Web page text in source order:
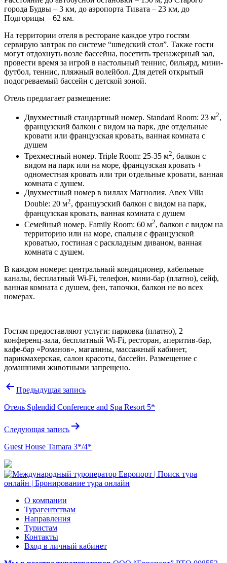
города Будвы – 3 км, до аэропорта Тивата – 23 км, до
Подгорицы – 62 км.
На территории отеля в ресторане каждое утро гостям
сервирую завтрак по системе “шведский стол”. Также гости
могут отдохнуть возле бассейна, посетить тренажерный зал,
провести время за игрой в настольный теннис, бильярд, мини-
футбол, теннис, пляжный волейбол. Для детей открытый
подогреваемый бассейн с детской зоной.
Отель предлагает размещение:
Двухместный стандартный номер. Standard Room: 23 м2,
французский балкон с видом на парк, две отдельные
кровати или французская кровать, ванная комната с
душем
Трехместный номер. Triple Room: 25-35 м2, балкон с
видом на парк или на море, французская кровать +
одноместная кровать или три отдельные кровати, ванная
комната с душем.
Двухместный номер в виллах Магнолия. Anex Villa
Double: 20 м2, французский балкон с видом на парк,
французская кровать, ванная комната с душем
Семейный номер. Family Room: 60 м2, балкон с видом на
территорию или на море, спальня с французской
кроватью, гостиная с раскладным диваном, ванная
комната с душем.
В каждом номере: центральный кондиционер, кабельные
каналы, бесплатный Wi-Fi, телефон, мини-бар (платно), сейф,
ванная комната с душем, фен, тапочки, балкон не во всех
номерах.
Гостям предоставляют услуги: парковка (платно), 2
конференц-зала, бесплатный Wi-Fi, ресторан, аперитив-бар,
кафе-бар «Романов», магазины, массажный кабинет,
парикмахерская, салон красоты, бассейн. Размещение с
домашними животными запрещено.
Навигация
записям
Предыдущая запись
Отель Splendid Conference and Spa Resort 5*
Следующая запись
Guest House Tamara 3*/4*
О компании
Турагентствам
Направления
Туристам
Контакты
Вход в личный кабинет